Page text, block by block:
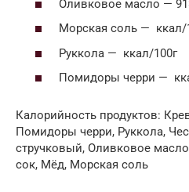
Оливковое масло —
Морская соль — ккал/
Руккола — ккал/100г
Помидоры черри —
Калорийность продуктов:
Помидоры черри, Руккола,
стручковый, Оливковое
сок, Мёд, Морская соль